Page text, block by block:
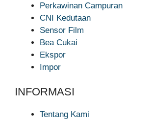
Perkawinan Campuran
CNI Kedutaan
Sensor Film
Bea Cukai
Ekspor
Impor
INFORMASI
Tentang Kami